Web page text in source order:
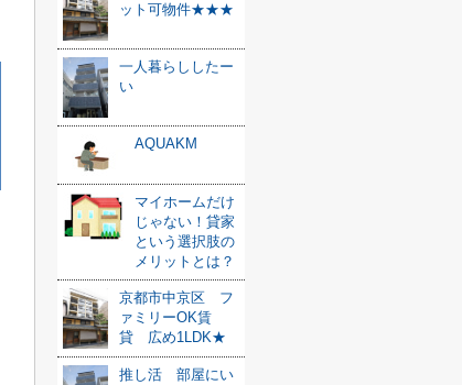
ット可物件★★★
一人暮らししたー
い
AQUAKM
マイホームだけ
じゃない！貸家
という選択肢の
メリットとは？
京都市中京区 フ
ァミリーOK賃
貸 広め1LDK★
推し活 部屋にい